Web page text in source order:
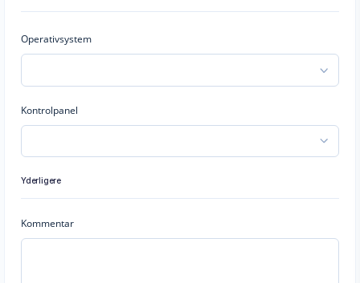
Operativsystem
Kontrolpanel
Yderligere
Kommentar